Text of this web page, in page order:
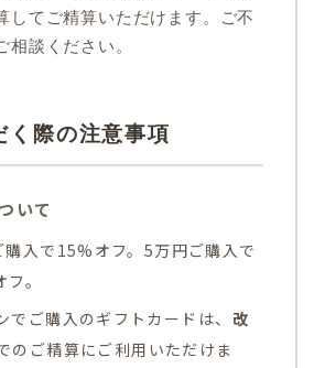
してご精算いただけます。ご不
相談ください。
く際の注意事項
いて
購入で15%オフ。5万円ご購入で
。
でご購入のギフトカードは、 改
のご精算にご利用いただけま